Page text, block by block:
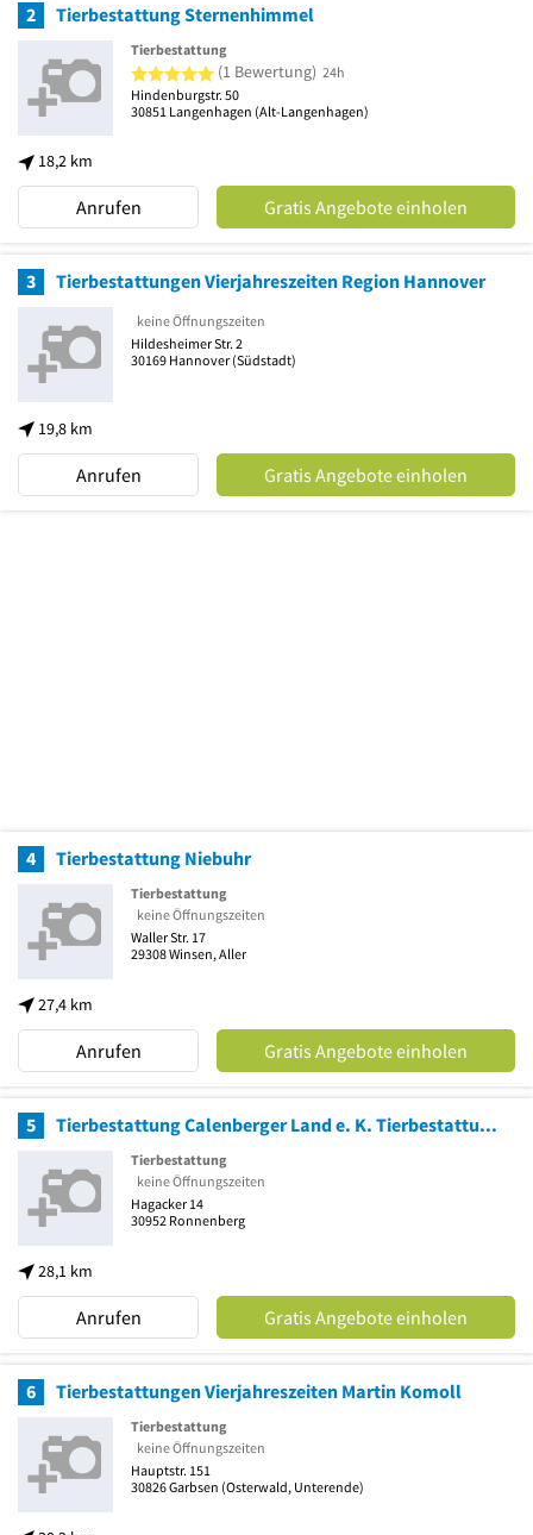
2 Tierbestattung Sternenhimmel
18,2 km
Tierbestattung
5 von 5 Sternen
(1 Bewertung) 24h
Hindenburgstr. 50
30851 Langenhagen (Alt-Langenhagen)
Anrufen Gratis Angebote einholen
3 Tierbestattungen Vierjahreszeiten Region Hannover
19,8 km
keine Öffnungszeiten
Hildesheimer Str. 2
30169 Hannover(Südstadt)
Anrufen Gratis Angebote einholen
4 Tierbestattung Niebuhr
27,4 km
Tierbestattung
keine Öffnungszeiten
Waller Str. 17
29308Winsen, Aller
Anrufen Gratis Angebote einholen
5 Tierbestattung Calenberger Land e. K. Tierbestattungsinstitut
28,1 km
Tierbestattung
keine Öffnungszeiten
Hagacker 14
30952 Ronnenberg
Anrufen Gratis Angebote einholen
6 Tierbestattungen Vierjahreszeiten Martin Komoll
Tierbestattung
keine Öffnungszeiten
Hauptstr. 151
30826Garbsen (Osterwald, Unterende)